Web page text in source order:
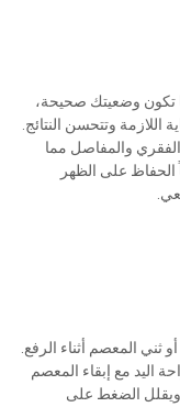
تكون وضعيتك صحيحة،
وتتحسن النتائج.
والمفاصل مما
الحفاظ على الظهر
ثني المعصم أثناء الرفع.
اليد مع إبقاء المعصم
ويقلل الضغط على